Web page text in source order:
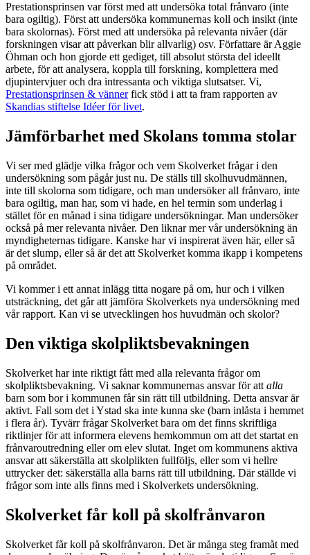
Prestationsprinsen var först med att undersöka total frånvaro (inte
bara ogiltig). Först att undersöka kommunernas koll och insikt (inte
bara skolornas). Först med att undersöka på relevanta nivåer (där
forskningen visar att påverkan blir allvarlig) osv. Författare är Aggie
Öhman och hon gjorde ett gediget, till absolut största del ideellt
arbete, för att analysera, koppla till forskning, komplettera med
djupintervjuer och dra intressanta och viktiga slutsatser. Vi,
Prestationsprinsen & vännerfick stöd i att ta fram rapporten av
Skandias stiftelse Idéer för livet.
Jämförbarhet med Skolans tomma stolar
Vi ser med glädje vilka frågor och vem Skolverket frågar i den
undersökning som pågår just nu. De ställs till skolhuvudmännen,
inte till skolorna som tidigare, och man undersöker all frånvaro, inte
bara ogiltig, man har, som vi hade, en hel termin som underlag i
stället för en månad i sina tidigare undersökningar. Man undersöker
också på mer relevanta nivåer. Den liknar mer vår undersökning än
myndigheternas tidigare. Kanske har vi inspirerat även här, eller så
är det slump, eller så är det att Skolverket komma ikapp i kompetens
på området.
Vi kommer i ett annat inlägg titta nogare på om, hur och i vilken
utsträckning, det går att jämföra Skolverkets nya undersökning med
vår rapport. Kan vi se utvecklingen hos huvudmän och skolor?
Den viktiga skolpliktsbevakningen
Skolverket har inte riktigt fått med alla relevanta frågor om
skolpliktsbevakning. Vi saknar kommunernas ansvar för att alla
barn som bor i kommunen får sin rätt till utbildning. Detta ansvar är
aktivt. Fall som det i Ystad ska inte kunna ske (barn inlåsta i hemmet
i flera år). Tyvärr frågar Skolverket bara om det finns skriftliga
riktlinjer för att informera elevens hemkommun om att det startat en
frånvaroutredning eller om elev slutat. Inget om kommunens aktiva
ansvar att säkerställa att skolplikten fullföljs, eller som vi hellre
uttrycker det: säkerställa alla barns rätt till utbildning. Där ställde vi
frågor som inte alls finns med i Skolverkets undersökning.
Skolverket får koll på skolfrånvaron
Skolverket får koll på skolfrånvaron. Det är många steg framåt med